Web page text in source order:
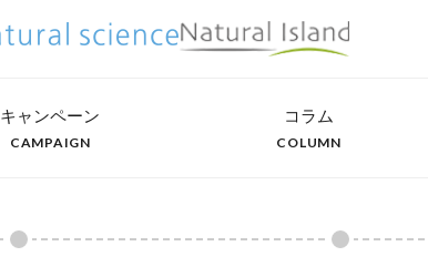
キャンペーン
CAMPAIGN
コラム
COLUMN